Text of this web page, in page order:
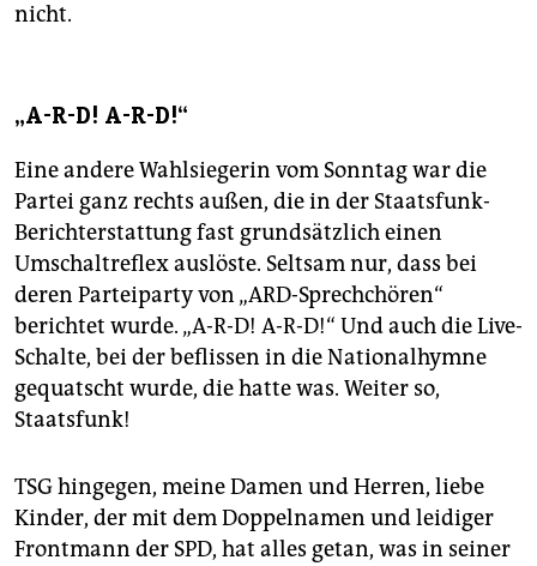
nicht.
„A-R-D! A-R-D!“
Eine andere Wahlsiegerin vom Sonntag war die
Partei ganz rechts außen, die in der Staatsfunk-
Berichterstattung fast grundsätzlich einen
Umschaltreflex auslöste. Seltsam nur, dass bei
deren Parteiparty von „ARD-Sprechchören“
berichtet wurde. „A-R-D! A-R-D!“ Und auch die Live-
Schalte, bei der beflissen in die Nationalhymne
gequatscht wurde, die hatte was. Weiter so,
Staatsfunk!
TSG hingegen, meine Damen und Herren, liebe
Kinder, der mit dem Doppelnamen und leidiger
Frontmann der SPD, hat alles getan, was in seiner